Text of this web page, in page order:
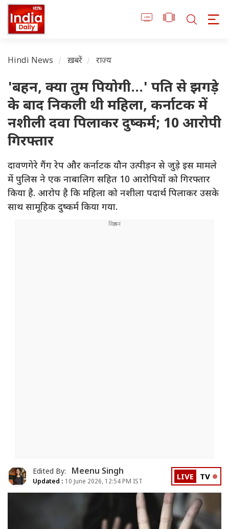
Hindi News ख़बरें राज्य
'बहन, क्या तुम पियोगी...' पति से झगड़े
के बाद निकली थी महिला, कर्नाटक में
नशीली दवा पिलाकर दुष्कर्म; 10 आरोपी
गिरफ्तार
दावणगेरे गैंग रेप और कर्नाटक यौन उत्पीड़न से जुड़े इस मामले
में पुलिस ने एक नाबालिग सहित 10 आरोपियों को गिरफ्तार
किया है. आरोप है कि महिला को नशीला पदार्थ पिलाकर उसके
साथ सामूहिक दुष्कर्म किया गया.
Edited By: Meenu Singh
Updated : 10 June 2026, 12:54 PM IST LIVE TV